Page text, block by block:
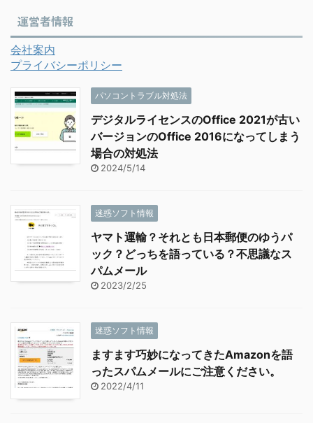
運営者情報
会社案内
プライバシーポリシー
パソコントラブル対処法
デジタルライセンスのOffice 2021が古い
バージョンのOffice 2016になってしまう
場合の対処法
2024/5/14
迷惑ソフト情報
ヤマト運輸？それとも日本郵便のゆうパ
ック？どっちを語っている？不思議なス
パムメール
2023/2/25
迷惑ソフト情報
ますます巧妙になってきたAmazonを語
ったスパムメールにご注意ください。
2022/4/11